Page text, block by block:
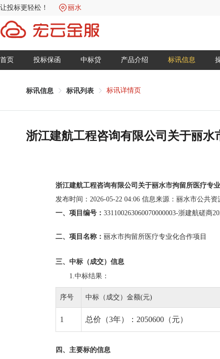
让投标更轻松！ 丽水
首页 投标保函 中标贷 产品介绍 标讯信息
标讯信息 标讯列表 标讯详情页
浙江建航工程咨询有限公司关于丽
浙江建航工程咨询有限公司关于丽水市拘留所医疗专
发布时间：2026-05-22 04:06 信息来源： 丽水市公共资
一、项目编号： 331100263060070000003-浙建航磋商
二、项目名称： 丽水市拘留所医疗专业化合作项目
三、中标（成交）信息
1.中标结果：
序号 中标（成交）金额(元)
1 总价（3年）：2050600（元）
四、主要标的信息